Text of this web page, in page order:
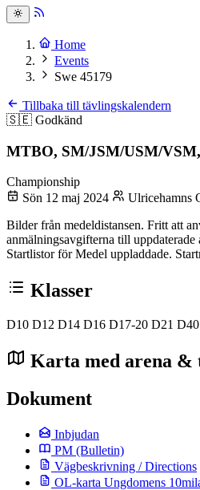
Home
Events
Swe 45179
Tillbaka till tävlingskalendern
🇸🇪 Godkänd
MTBO, SM/JSM/USM/VSM,
Championship
Sön 12 maj 2024
Ulricehamns
Bilder från medeldistansen. Fritt att
anmälningsavgifterna till
Startlistor för Medel uppladdade.
Klasser
D10 D12 D14 D16 D17-20 D21 D40
Karta med arena &
Dokument
Inbjudan
PM (Bulletin)
Vägbeskrivning / Directions
OL-karta Ungdomens